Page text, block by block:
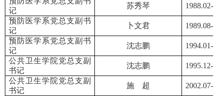
记
苏秀琴
1988.02-
预防医学系党总支副书
记
卜文君
1989.08-
预防医学系党总支副书
记
沈志鹏
1994.01-
公共卫生学院党总支副
书记
沈志鹏
1995.12-
公共卫生学院党总支副
书记
施 超
2002.07-